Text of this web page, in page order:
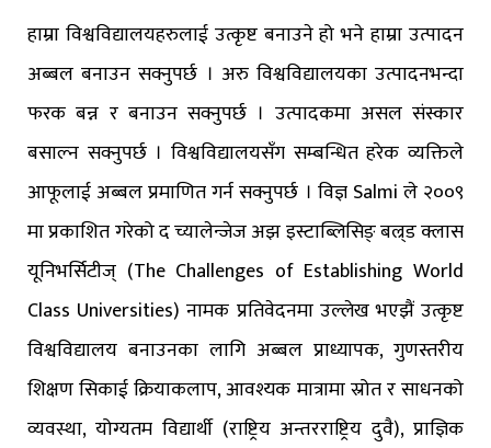
हाम्रा विश्वविद्यालयहरुलाई उत्कृष्ट बनाउने हो भने हाम्रा उत्पादन
अब्बल बनाउन सक्नुपर्छ । अरु विश्वविद्यालयका उत्पादनभन्दा
फरक बन्न र बनाउन सक्नुपर्छ । उत्पादकमा असल संस्कार
बसाल्न सक्नुपर्छ । विश्वविद्यालयसँग सम्बन्धित हरेक व्यक्तिले
आफूलाई अब्बल प्रमाणित गर्न सक्नुपर्छ । विज्ञ Salmi ले २००९
मा प्रकाशित गरेको द च्यालेन्जेज अझ इस्टाब्लिसिङ् बल्र्ड क्लास
यूनिभर्सिटीज् (The Challenges of Establishing World
Class Universities) नामक प्रतिवेदनमा उल्लेख भएझैं उत्कृष्ट
विश्वविद्यालय बनाउनका लागि अब्बल प्राध्यापक, गुणस्तरीय
शिक्षण सिकाई क्रियाकलाप, आवश्यक मात्रामा स्रोत र साधनको
व्यवस्था, योग्यतम विद्यार्थी (राष्ट्रिय अन्तरराष्ट्रिय दुवै), प्राज्ञिक